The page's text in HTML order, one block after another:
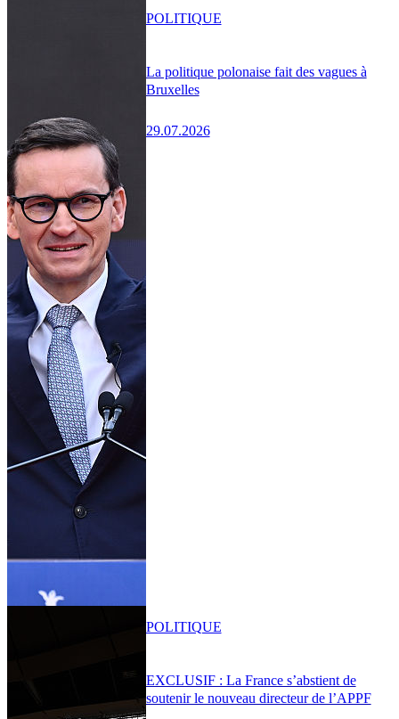
La politique polonaise fait des vagues à
Bruxelles
29.07.2026
POLITIQUE
EXCLUSIF : La France s’abstient de
soutenir le nouveau directeur de l’APPF
POLITIQUE